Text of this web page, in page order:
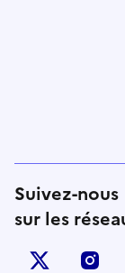
Suivez-nous
sur les
X